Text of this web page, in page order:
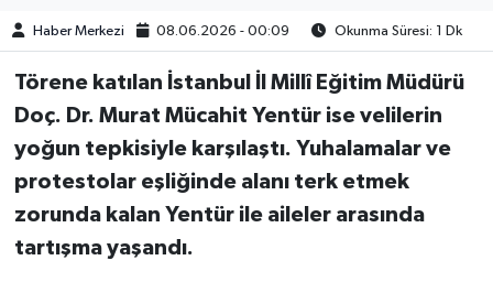
Haber Merkezi 08.06.2026 - 00:09 Okunma Süresi: 1 Dk
Törene katılan İstanbul İl Millî Eğitim Müdürü
Doç. Dr. Murat Mücahit Yentür ise velilerin
yoğun tepkisiyle karşılaştı. Yuhalamalar ve
protestolar eşliğinde alanı terk etmek
zorunda kalan Yentür ile aileler arasında
tartışma yaşandı.